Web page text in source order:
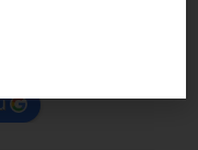
Milena